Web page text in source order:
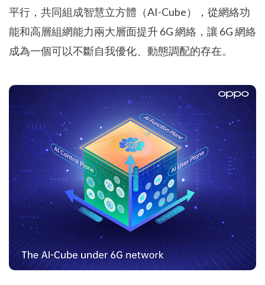
平行，共同組成智慧立方體（AI-Cube），從網絡功
能和高層組網能力兩大層面提升 6G 網絡，讓 6G 網絡
成為一個可以不斷自我優化、動態調配的存在。